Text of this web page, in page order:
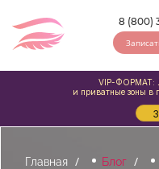
8 (800)
Главная Блог
VIP-ФОРМАТ:
и приватные зоны в